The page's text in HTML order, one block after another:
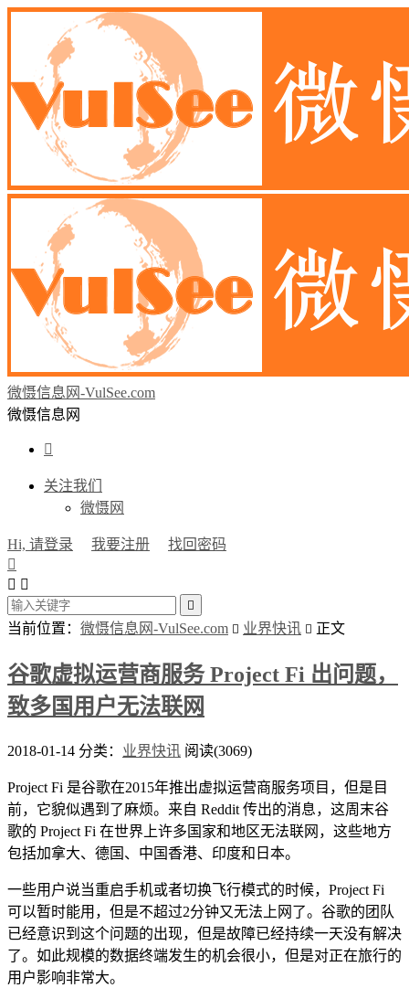
微慑信息网-VulSee.com
微慑信息网

关注我们
微慑网
Hi, 请登录 我要注册
找回密码

 

当前位置： 微慑信息网-VulSee.com  业界快讯  正文
谷歌虚拟运营商服务 Project Fi 出问题，
致多国用户无法联网
2018-01-14 分类： 业界快讯 阅读(3069)
Project Fi 是谷歌在2015年推出虚拟运营商服务项目，但是目
前，它貌似遇到了麻烦。来自 Reddit 传出的消息，这周末谷
歌的 Project Fi 在世界上许多国家和地区无法联网，这些地方
包括加拿大、德国、中国香港、印度和日本。
一些用户说当重启手机或者切换飞行模式的时候，Project Fi
可以暂时能用，但是不超过2分钟又无法上网了。谷歌的团队
已经意识到这个问题的出现，但是故障已经持续一天没有解决
了。如此规模的数据终端发生的机会很小，但是对正在旅行的
用户影响非常大。